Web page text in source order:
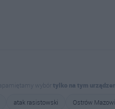
wybórtylko na tym
atak rasistowski Ostrów